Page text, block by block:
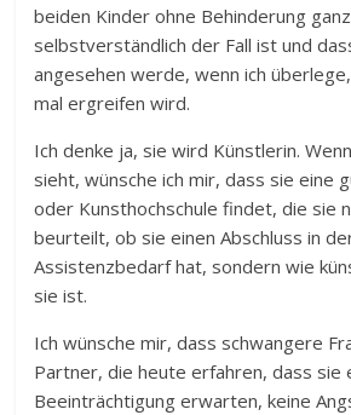
beiden Kinder ohne Behinderung ganz
selbstverständlich der Fall ist und
angesehen werde, wenn ich
mal ergreifen wird.
Ich denke ja, sie wird Künstlerin.
sieht, wünsche ich mir, dass sie eine
oder Kunsthochschule findet, die sie
beurteilt, ob sie einen Abschluss in
Assistenzbedarf hat, sondern wie
sie ist.
Ich wünsche mir, dass schwangere
Partner, die heute erfahren, dass sie
Beeinträchtigung erwarten, keine